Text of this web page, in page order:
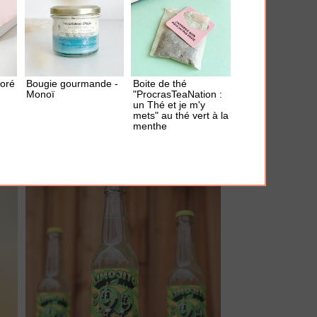
Bougie gourmande -
Monoï
Boite de thé
"ProcrasTeaNation :
un Thé et je m'y
mets" au thé vert à la
menthe
AJOUTER À MA BOX
Mousseur à lait "Parter in Cream"